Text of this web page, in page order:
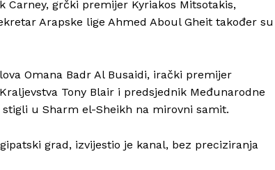
Info
grčki premijer Kyriakos Mitsotakis,
Arapske lige Ahmed Aboul Gheit također su
Omana Badr Al Busaidi, irački premijer
Tony Blair i predsjednik Međunarodne
u Sharm el-Sheikh na mirovni samit.
grad, izvijestio je kanal, bez preciziranja